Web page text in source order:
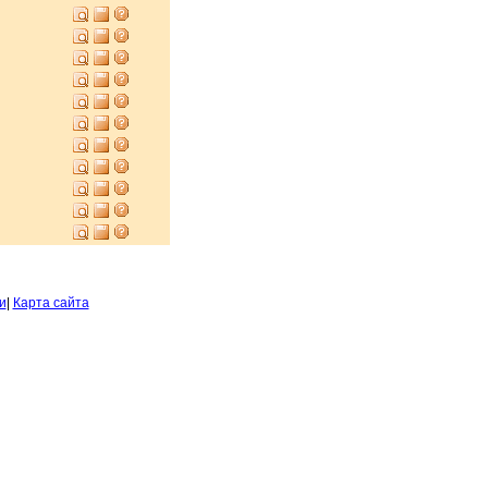
| Карта сайта